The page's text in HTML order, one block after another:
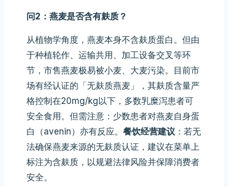
问2：燕麦是否含有麸质？
从植物学角度，燕麦本身不含麸质蛋白。但由
于种植轮作、运输共用、加工设备交叉等环
节，市售燕麦极易被小麦、大麦污染。目前市
场有经认证的「无麸质燕麦」，其麸质含量严
格控制在20mg/kg以下，多数乳糜泻患者可
安全食用。但需注意：少数患者对燕麦自身蛋
白（avenin）亦有反应。 餐饮经营建议 ：若无
法确保燕麦来源的无麸质认证，建议在菜单上
标注为含麸质，以规避法律风险并保障消费者
安全。